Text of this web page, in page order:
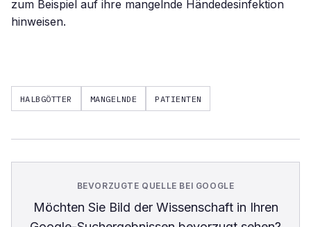
zum Beispiel auf ihre mangelnde Händedesinfektion
hinweisen.
HALBGÖTTER MANGELNDE PATIENTEN
BEVORZUGTE QUELLE BEI GOOGLE
Möchten Sie Bild der Wissenschaftin Ihren